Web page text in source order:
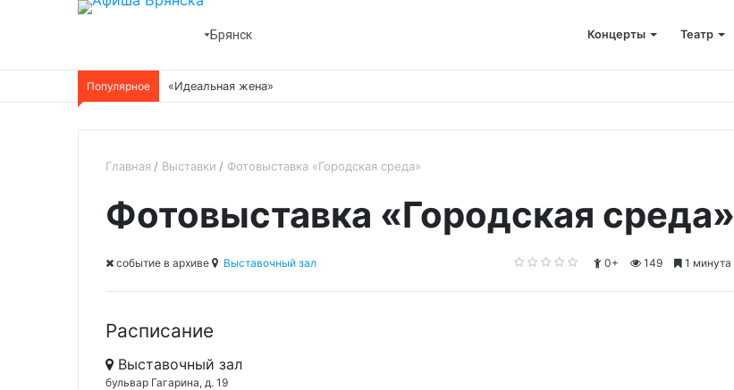
Брянск Концерты Театр
Популярное «Идеальная жена»
Главная Выставки Фотовыставка «Городская среда»
Фотовыставка «Городская среда»
cобытие в архиве Выставочный зал 0+ 149 1 минута
Расписание
Выставочный зал
бульвар Гагарина, д. 19